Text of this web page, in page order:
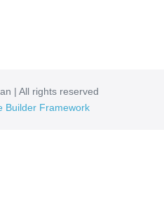
| All rights reserved
Builder Framework